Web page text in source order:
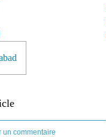
un commentaire